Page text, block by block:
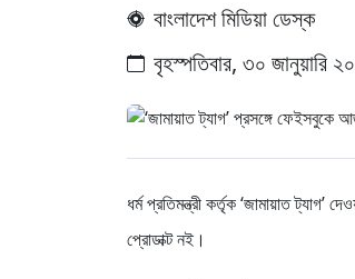
বাংলাদেশ মিডিয়া ডেস্ক
বৃহস্পতিবার, ৩০ জানুয়ারি
ধর্ম প্রতিমন্ত্রী কর্তৃক ‘জামায়াত
প্রোডাক্ট নই।